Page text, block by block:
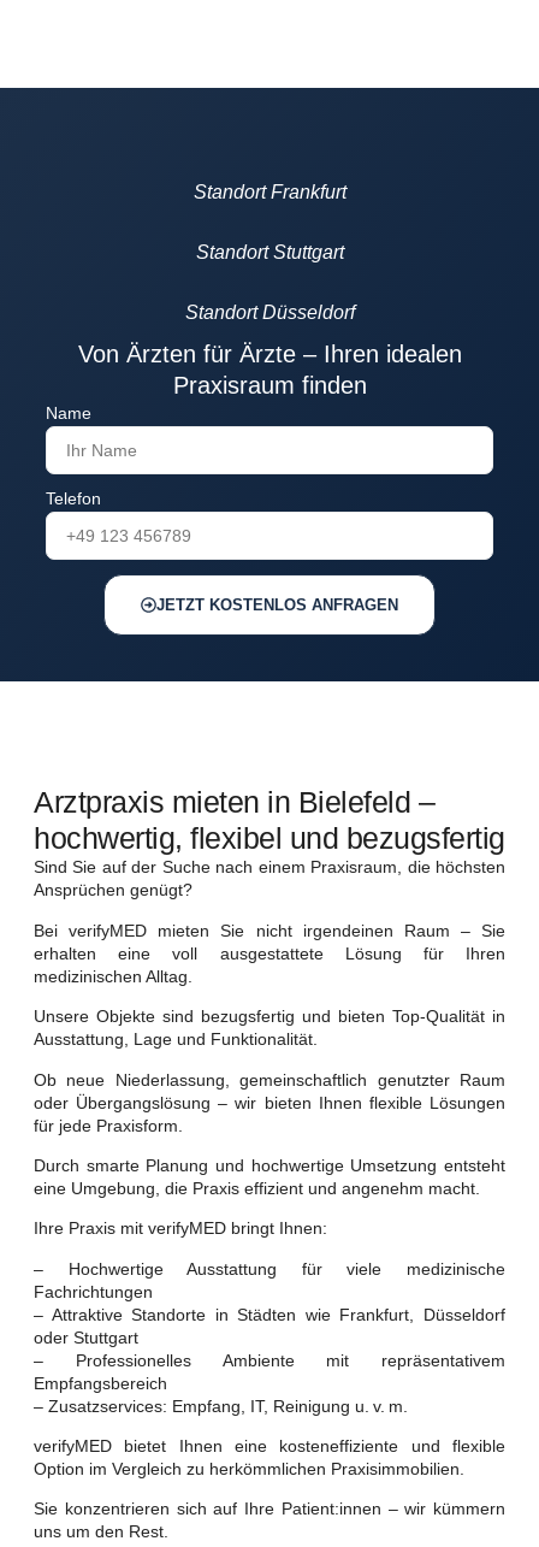
Standort Frankfurt
Standort Stuttgart
Standort Düsseldorf
Von Ärzten für Ärzte – Ihren idealen
Praxisraum finden
Name
Telefon
JETZT KOSTENLOS ANFRAGEN
Arztpraxis mieten in Bielefeld –
hochwertig, flexibel und bezugsfertig
Sind Sie auf der Suche nach einem Praxisraum, die höchsten
Ansprüchen genügt?
Bei verifyMED mieten Sie nicht irgendeinen Raum – Sie
erhalten eine voll ausgestattete Lösung für Ihren
medizinischen Alltag.
Unsere Objekte sind bezugsfertig und bieten Top-Qualität in
Ausstattung, Lage und Funktionalität.
Ob neue Niederlassung, gemeinschaftlich genutzter Raum
oder Übergangslösung – wir bieten Ihnen flexible Lösungen
für jede Praxisform.
Durch smarte Planung und hochwertige Umsetzung entsteht
eine Umgebung, die Praxis effizient und angenehm macht.
Ihre Praxis mit verifyMED bringt Ihnen:
– Hochwertige Ausstattung für viele medizinische
Fachrichtungen
– Attraktive Standorte in Städten wie Frankfurt, Düsseldorf
oder Stuttgart
– Professionelles Ambiente mit repräsentativem
Empfangsbereich
– Zusatzservices: Empfang, IT, Reinigung u. v. m.
verifyMED bietet Ihnen eine kosteneffiziente und flexible
Option im Vergleich zu herkömmlichen Praxisimmobilien.
Sie konzentrieren sich auf Ihre Patient:innen – wir kümmern
uns um den Rest.